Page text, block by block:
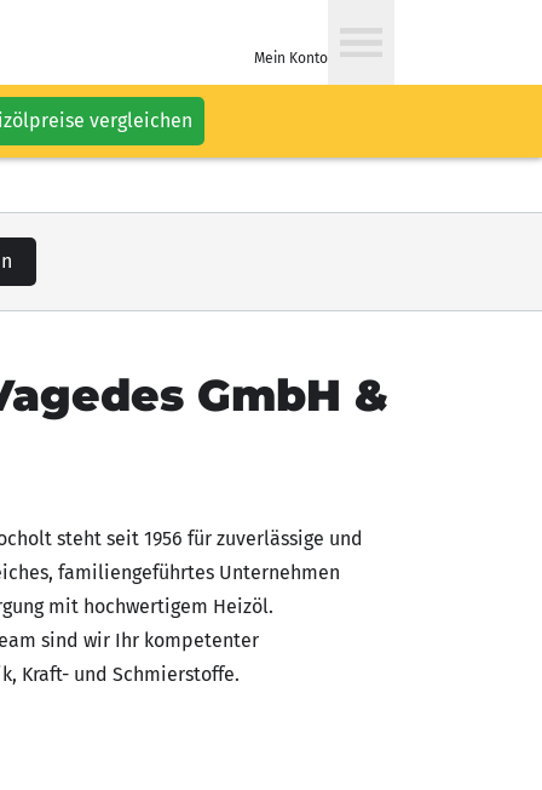
Mein Konto
vergleichen
GmbH &
steht seit 1956 für zuverlässige und
familiengeführtes Unternehmen
mit hochwertigem Heizöl.
sind wir Ihr kompetenter
Kraft- und Schmierstoffe.